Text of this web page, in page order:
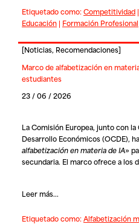
Etiquetado como:Competitividad|
Educación| Formación Profesional
[Noticias, Recomendaciones]
Marco de alfabetización en
estudiantes
23 / 06 / 2026
La Comisión Europea, junto con
Desarrollo Económicos (OCDE),
alfabetización en materia de IA»
secundaria. El marco ofrece a los
Leer más...
Etiquetado como:Alfabetización